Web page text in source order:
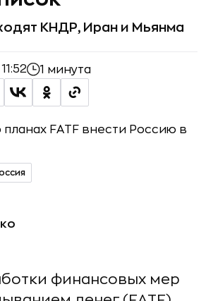
КНДР, Иран и Мьянма
1 минута
финансовых мер